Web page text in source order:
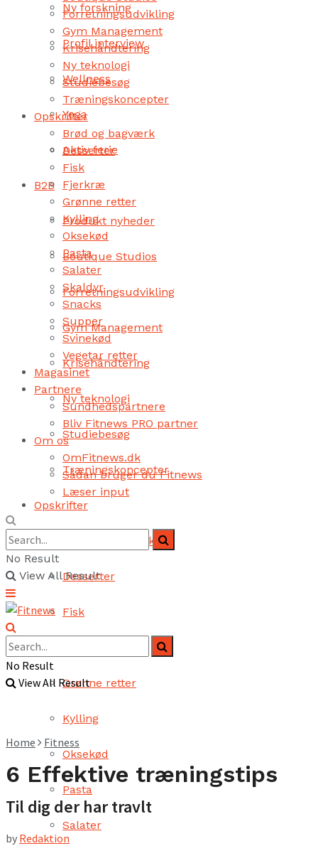
Ny forskning
Profil interview
Wellness
Yoga
Aktiv ferie
B2B
Produkt nyheder
Boutique Studios
Forretningsudvikling
Gym Management
Krisehåndtering
Ny teknologi
Studiebesøg
Træningskoncepter
Opskrifter
Brød og bagværk
Desserter
Fisk
Grønne retter
Kylling
Oksekød
Pasta
Salater
Forretningsudvikling
Gym Management
Krisehåndtering
Ny teknologi
Studiebesøg
Træningskoncepter
Opskrifter
Brød og bagværk
Desserter
Fisk
Fjerkræ
Grønne retter
Kylling
Oksekød
Pasta
Salater
Skaldyr
Snacks
Supper
Svinekød
Vegetar retter
Magasinet
Partnere
Sundhedspartnere
Bliv Fitnews PRO partner
Om os
OmFitnews.dk
Sådan bruger du Fitnews
Læser input
No Result
View All Result
No Result
View All Result
Home Fitness
6 Effektive træningstips
Til dig der har travlt
by Redaktion